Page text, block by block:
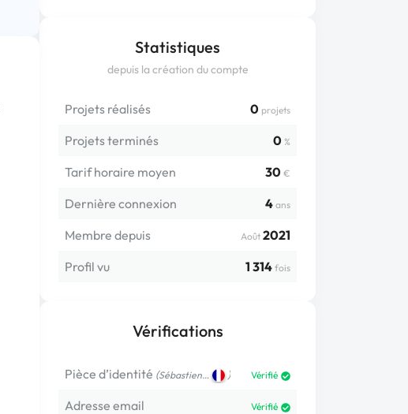
Statistiques
depuis la création du compte
Projets réalisés 0 projets
Projets terminés 0 %
Tarif horaire moyen 30 €
Dernière connexion 4 ans
Membre depuis Août 2021
Profil vu
1 314 fois
Vérifications
Pièce d’identité (Sébastien… ) Vérifié
Adresse email Vérifié